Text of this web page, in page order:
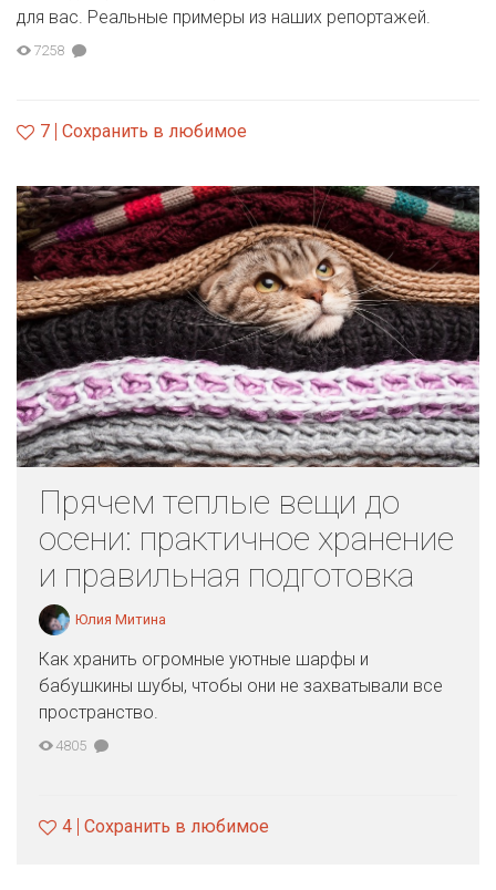
для вас. Реальные примеры из наших репортажей.
7258
7 Сохранить в любимое
Прячем теплые вещи до
осени: практичное хранение
и правильная подготовка
Юлия Митина
Как хранить огромные уютные шарфы и
бабушкины шубы, чтобы они не захватывали все
пространство.
4805
4 Сохранить в любимое